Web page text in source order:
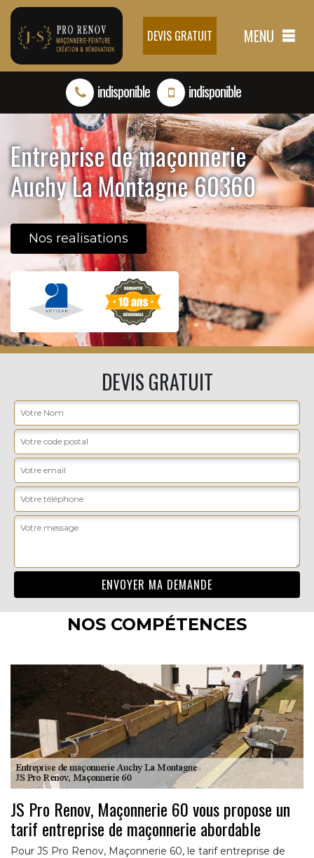
DEVIS GRATUIT MENU
indisponible indisponible
Entreprise de maçonnerie
Auchy La Montagne 60360
Nos realisations
DEVIS GRATUIT
NOS COMPÉTENCES
JS Pro Renov, Maçonnerie 60 vous propose un
tarif entreprise de maçonnerie abordable
Pour JS Pro Renov, Maçonnerie 60, le tarif entreprise de